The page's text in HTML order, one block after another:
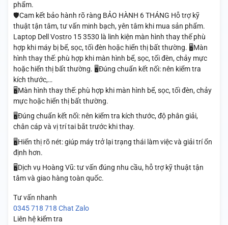
phẩm.
🛡️Cam kết bảo hành rõ ràng BẢO HÀNH 6 THÁNG Hỗ trợ kỹ
thuật tận tâm, tư vấn minh bạch, yên tâm khi mua sản phẩm.
Laptop Dell Vostro 15 3530 là linh kiện màn hình thay thế phù
hợp khi máy bị bể, sọc, tối đèn hoặc hiển thị bất thường. 🖥️Màn
hình thay thế: phù hợp khi màn hình bể, sọc, tối đèn, chảy mực
hoặc hiển thị bất thường. 🖥️Đúng chuẩn kết nối: nên kiểm tra
kích thước,…
🖥️Màn hình thay thế: phù hợp khi màn hình bể, sọc, tối đèn, chảy
mực hoặc hiển thị bất thường.
🖥️Đúng chuẩn kết nối: nên kiểm tra kích thước, độ phân giải,
chân cáp và vị trí tai bắt trước khi thay.
🖥️Hiển thị rõ nét: giúp máy trở lại trạng thái làm việc và giải trí ổn
định hơn.
🖥️Dịch vụ Hoàng Vũ: tư vấn đúng nhu cầu, hỗ trợ kỹ thuật tận
tâm và giao hàng toàn quốc.
Tư vấn nhanh
0345 718 718 Chat Zalo
Liên hệ kiểm tra